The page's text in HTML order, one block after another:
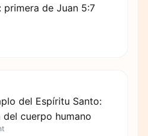
primera de Juan 5:7
del Espíritu Santo:
cuerpo humano